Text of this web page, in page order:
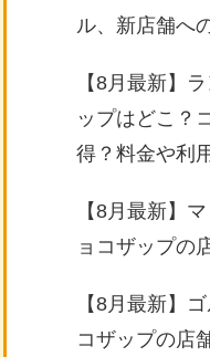
ル、新店舗へ
【8月最新】
ップはどこ？
得？料金や利
【8月最新】
ョコザップの
【8月最新】
コザップの店